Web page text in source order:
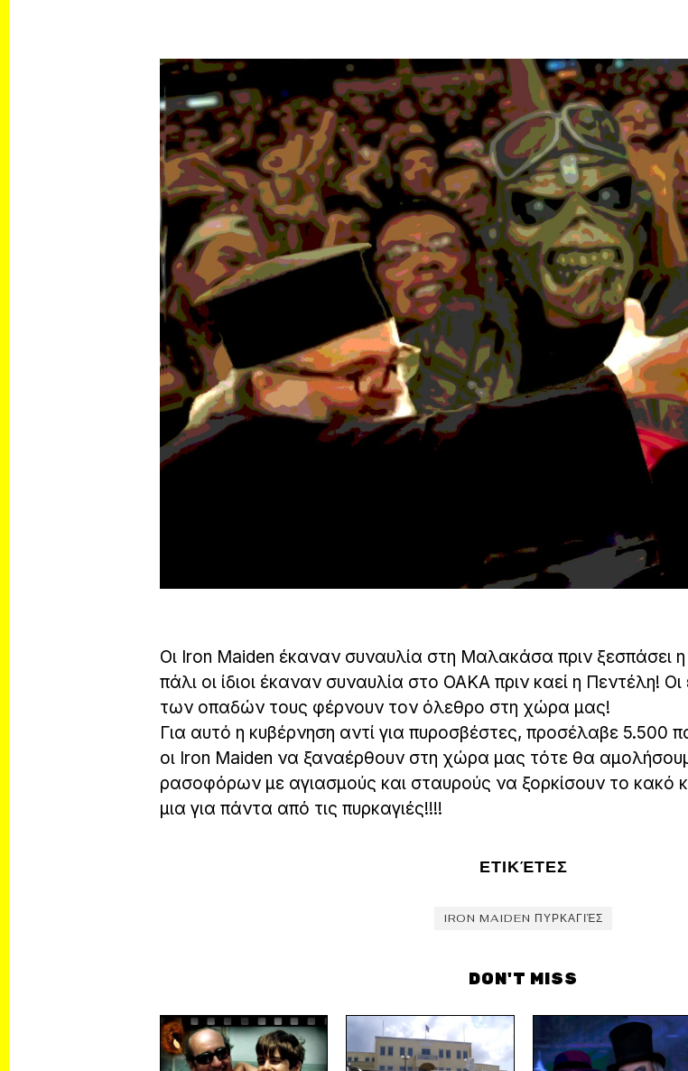
Οι Iron Maiden έκαναν συναυλία στη Μαλακάσα πριν ξεσπάσει
πάλι οι ίδιοι έκαναν συναυλία στο ΟΑΚΑ πριν καεί η Πεντέλη!
των οπαδών τους φέρνουν τον όλεθρο στη χώρα μας!
Για αυτό η κυβέρνηση αντί για πυροσβέστες, προσέλαβε 5.500
οι Iron Maiden να ξαναέρθουν στη χώρα μας τότε θα
ρασοφόρων με αγιασμούς και σταυρούς να ξορκίσουν το κακό
μια για πάντα από τις πυρκαγιές!!!!
ΕΤΙΚΈΤΕΣ
IRON MAIDEN ΠΥΡΚΑΓΙΈΣ
DON'T MISS